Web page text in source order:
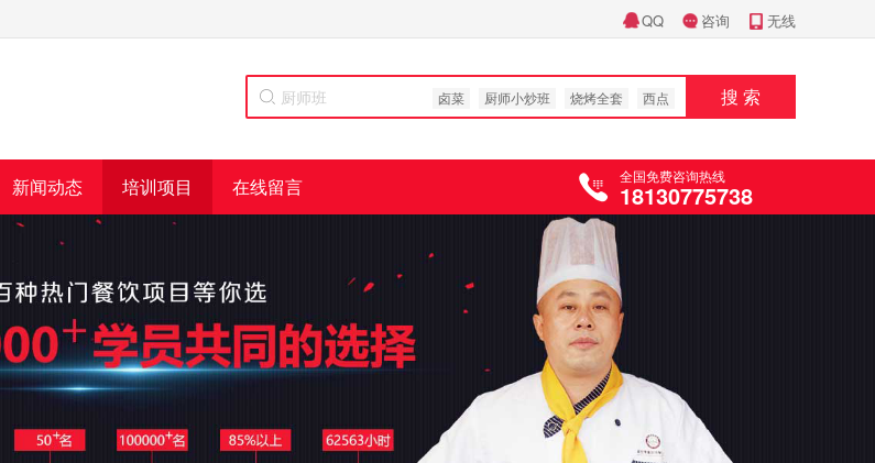
QQ 咨询 无线
卤菜 厨师小炒班 烧烤全套 西点 搜 索
新闻动态 培训项目 在线留言 全国免费咨询热线
18130775738